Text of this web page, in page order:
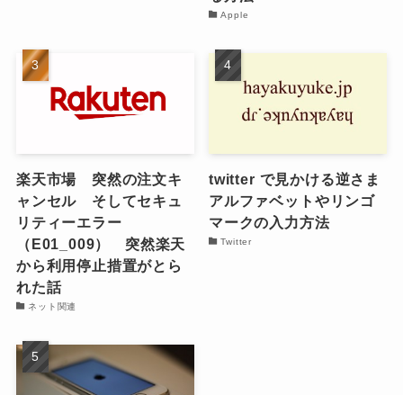
Apple
楽天市場 突然の注文キ
ャンセル そしてセキュ
リティーエラー
（E01_009） 突然楽天
から利用停止措置がとら
れた話
ネット関連
twitter で見かける逆さま
アルファベットやリンゴ
マークの入力方法
Twitter